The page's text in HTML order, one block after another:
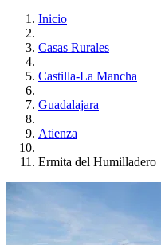
Inicio
Casas Rurales
Castilla-La Mancha
Guadalajara
Atienza
Ermita del Humilladero